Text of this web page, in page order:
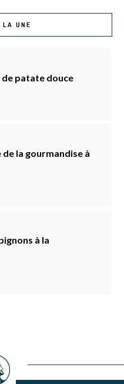
UNE
de patate douce
la gourmandise à
à la